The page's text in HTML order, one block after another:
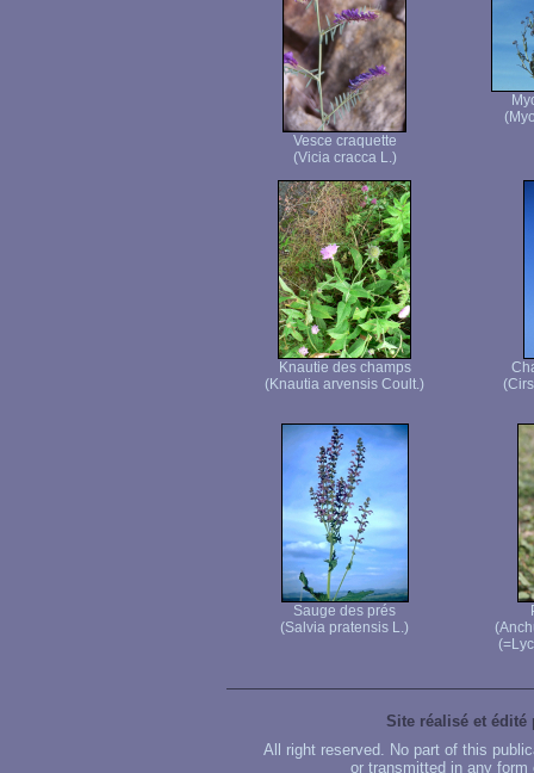
Vesce craquette
(Vicia cracca L.)
Knautie des champs
(Knautia arvensis Coult.)
Sauge des prés
(Salvia pratensis L.)
Site réalisé et édité
All right reserved. No part of this
or transmitted in any